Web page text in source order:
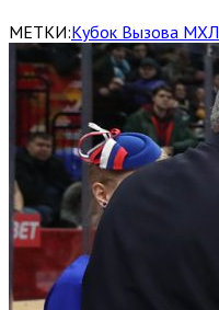
МЕТКИ:Кубок Вызова МХЛ